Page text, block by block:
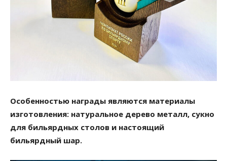
Особенностью награды являются материалы
изготовления: натуральное дерево металл, сукно
для бильярдных столов и настоящий
бильярдный шар.